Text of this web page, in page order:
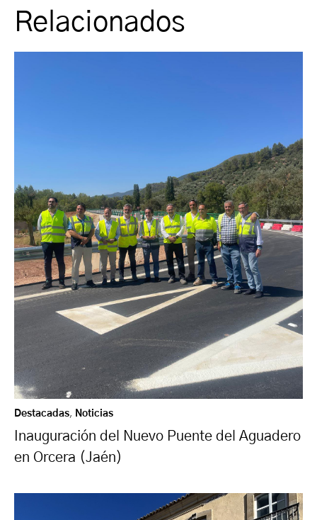
Relacionados
Destacadas, Noticias
Inauguración del Nuevo Puente del Aguadero
en Orcera (Jaén)